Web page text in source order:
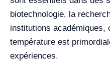
biotechnologie, la
institutions académiques,
température est
expériences.